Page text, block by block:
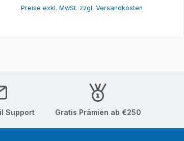
Preise exkl. MwSt. zzgl. Versandkosten
Support Gratis Prämien ab €250